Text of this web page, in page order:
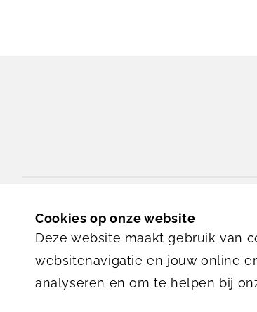
Van Maanenstraat 8
3038 CZ Rotterdam
Cookies op onze website
Deze website maakt gebruik van
websitenavigatie en jouw online
analyseren en om te helpen bij